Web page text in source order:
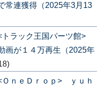
常連獲得（2025年3月13
ラック王国パーツ館>
画が１４万再生（2025年
ｎｅＤｒｏｐ> ｙｕｈ